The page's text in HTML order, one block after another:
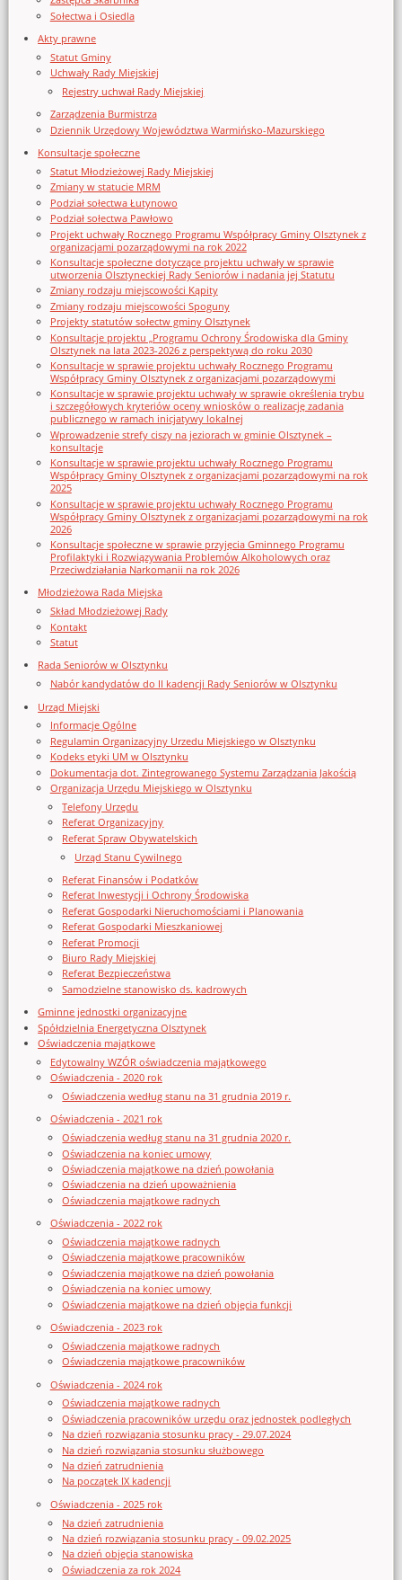
Sołectwa i Osiedla
Akty prawne
Statut Gminy
Uchwały Rady Miejskiej
Rejestry uchwał Rady Miejskiej
Zarządzenia Burmistrza
Dziennik Urzędowy Województwa Warmińsko-Mazurskiego
Konsultacje społeczne
Statut Młodzieżowej Rady Miejskiej
Zmiany w statucie MRM
Podział sołectwa Łutynowo
Podział sołectwa Pawłowo
Projekt uchwały Rocznego Programu Współpracy Gminy Olsztynek z
organizacjami pozarządowymi na rok 2022
Konsultacje społeczne dotyczące projektu uchwały w sprawie
utworzenia Olsztyneckiej Rady Seniorów i nadania jej Statutu
Zmiany rodzaju miejscowości Kąpity
Zmiany rodzaju miejscowości Spoguny
Projekty statutów sołectw gminy Olsztynek
Konsultacje projektu „Programu Ochrony Środowiska dla Gminy
Olsztynek na lata 2023-2026 z perspektywą do roku 2030
Konsultacje w sprawie projektu uchwały Rocznego Programu
Współpracy Gminy Olsztynek z organizacjami pozarządowymi
Konsultacje w sprawie projektu uchwały w sprawie określenia trybu
i szczegółowych kryteriów oceny wniosków o realizację zadania
publicznego w ramach inicjatywy lokalnej
Wprowadzenie strefy ciszy na jeziorach w gminie Olsztynek –
konsultacje
Konsultacje w sprawie projektu uchwały Rocznego Programu
Współpracy Gminy Olsztynek z organizacjami pozarządowymi na rok
2025
Konsultacje w sprawie projektu uchwały Rocznego Programu
Współpracy Gminy Olsztynek z organizacjami pozarządowymi na rok
2026
Konsultacje społeczne w sprawie przyjęcia Gminnego Programu
Profilaktyki i Rozwiązywania Problemów Alkoholowych oraz
Przeciwdziałania Narkomanii na rok 2026
Młodzieżowa Rada Miejska
Skład Młodzieżowej Rady
Kontakt
Statut
Rada Seniorów w Olsztynku
Nabór kandydatów do II kadencji Rady Seniorów w Olsztynku
Urząd Miejski
Informacje Ogólne
Regulamin Organizacyjny Urzedu Miejskiego w Olsztynku
Kodeks etyki UM w Olsztynku
Dokumentacja dot. Zintegrowanego Systemu Zarządzania Jakością
Organizacja Urzędu Miejskiego w Olsztynku
Telefony Urzędu
Referat Organizacyjny
Referat Spraw Obywatelskich
Urząd Stanu Cywilnego
Referat Finansów i Podatków
Referat Inwestycji i Ochrony Środowiska
Referat Gospodarki Nieruchomościami i Planowania
Referat Gospodarki Mieszkaniowej
Referat Promocji
Biuro Rady Miejskiej
Referat Bezpieczeństwa
Samodzielne stanowisko ds. kadrowych
Gminne jednostki organizacyjne
Spółdzielnia Energetyczna Olsztynek
Oświadczenia majątkowe
Edytowalny WZÓR oświadczenia majątkowego
Oświadczenia - 2020 rok
Oświadczenia według stanu na 31 grudnia 2019 r.
Oświadczenia - 2021 rok
Oświadczenia według stanu na 31 grudnia 2020 r.
Oświadczenia na koniec umowy
Oświadczenia majątkowe na dzień powołania
Oświadczenia na dzień upoważnienia
Oświadczenia majątkowe radnych
Oświadczenia - 2022 rok
Oświadczenia majątkowe radnych
Oświadczenia majątkowe pracowników
Oświadczenia majątkowe na dzień powołania
Oświadczenia na koniec umowy
Oświadczenia majątkowe na dzień objęcia funkcji
Oświadczenia - 2023 rok
Oświadczenia majątkowe radnych
Oświadczenia majątkowe pracowników
Oświadczenia - 2024 rok
Oświadczenia majątkowe radnych
Oświadczenia pracowników urzędu oraz jednostek podległych
Na dzień rozwiązania stosunku pracy - 29.07.2024
Na dzień rozwiązania stosunku służbowego
Na dzień zatrudnienia
Na początek IX kadencji
Oświadczenia - 2025 rok
Na dzień zatrudnienia
Na dzień rozwiązania stosunku pracy - 09.02.2025
Na dzień objęcia stanowiska
Oświadczenia za rok 2024